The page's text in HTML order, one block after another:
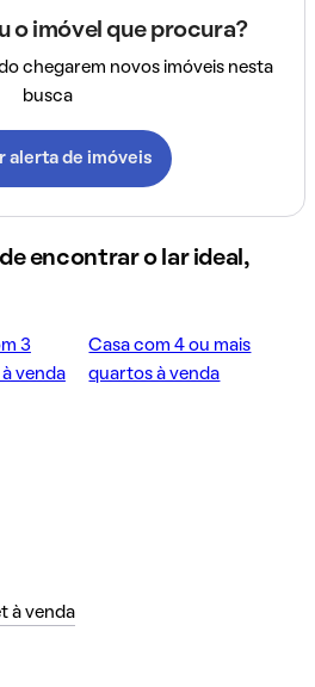
o imóvel que procura?
chegarem novos imóveis nesta
busca
alerta de imóveis
de encontrar o lar ideal,
3
venda
Casa com 4 ou mais
quartos à venda
à venda